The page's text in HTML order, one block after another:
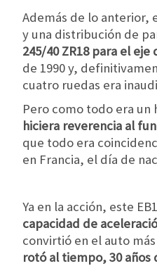
Además de lo anterior,
y una distribución de
245/40 ZR18 para el
de 1990 y,
cuatro ruedas era
Pero como todo era un
hiciera reverencia al
que todo era
en Francia, el día de
Ya en la acción, este
capacidad de
convirtió en el auto
rotó al tiempo, 30 años